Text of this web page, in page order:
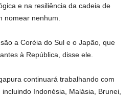
e na resiliência da cadeia de
nomear nenhum.
a Coréia do Sul e o Japão, que
à República, disse ele.
continuará trabalhando com
Indonésia, Malásia, Brunei,